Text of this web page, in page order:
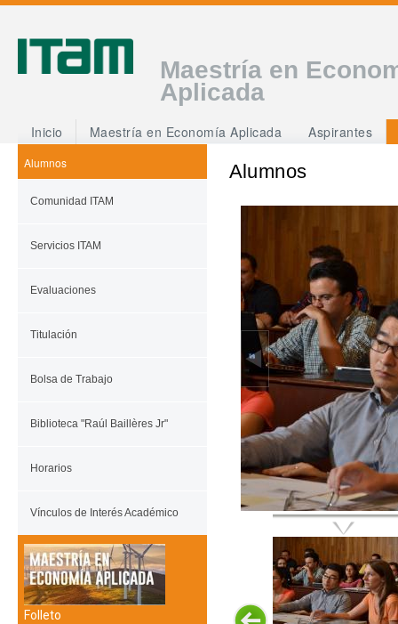
Maestría en
Aplicada
Inicio Maestría en Economía Aplicada Aspirantes
Alumnos
Alumnos
Comunidad ITAM
Servicios ITAM
Evaluaciones
Titulación
Bolsa de Trabajo
Biblioteca "Raúl Baillères Jr"
Horarios
Vínculos de Interés Académico
Folleto